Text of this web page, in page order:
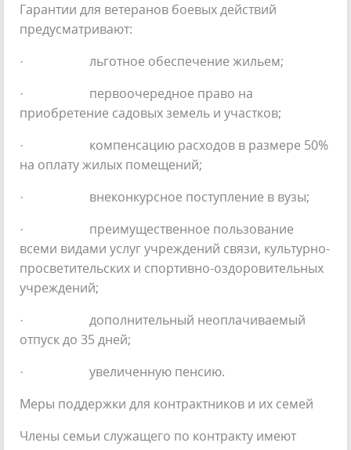
Гарантии для ветеранов боевых действий
предусматривают:
· льготное обеспечение жильем;
· первоочередное право на
приобретение садовых земель и участков;
· компенсацию расходов в размере 50%
на оплату жилых помещений;
· внеконкурсное поступление в вузы;
· преимущественное пользование
всеми видами услуг учреждений связи, культурно-
просветительских и спортивно-оздоровительных
учреждений;
· дополнительный неоплачиваемый
отпуск до 35 дней;
· увеличенную пенсию.
Меры поддержки для контрактников и их семей
Члены семьи служащего по контракту имеют